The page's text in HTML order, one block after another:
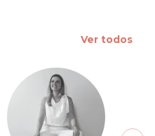
Ver todos